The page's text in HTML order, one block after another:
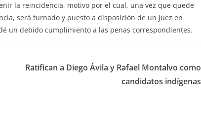
la reincidencia, motivo por el cual, una vez que quede
será turnado y puesto a disposición de un Juez en
un debido cumplimiento a las penas correspondientes.
Ratifican a Diego Ávila y Rafael Montalvo como
candidatos indígenas